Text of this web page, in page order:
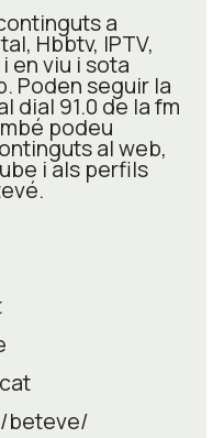
a
Hbbtv, IPTV,
en viu i sota
Poden seguir la
dial 91.0 de la fm
podeu
al web,
i als perfils
beteve/